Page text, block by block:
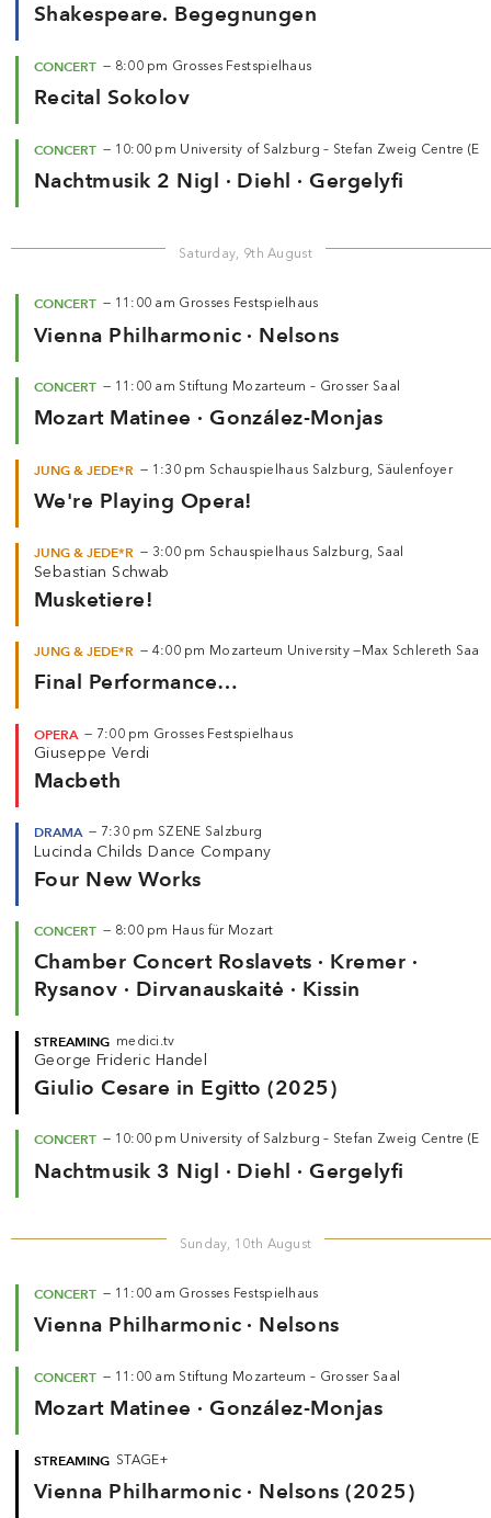
Shakespeare. Begegnungen
CONCERT — 8:00 pm Grosses Festspielhaus
Recital Sokolov
CONCERT — 10:00 pm University of Salzburg – Stefan Zweig Centre
Nachtmusik 2 Nigl · Diehl · Gergelyfi
Saturday, 9th August
CONCERT — 11:00 am Grosses Festspielhaus
Vienna Philharmonic · Nelsons
CONCERT — 11:00 am Stiftung Mozarteum – Grosser Saal
Mozart Matinee · González-Monjas
JUNG & JEDE*R — 1:30 pm Schauspielhaus Salzburg, Säulenfoyer
We're Playing Opera!
JUNG & JEDE*R — 3:00 pm Schauspielhaus Salzburg, Saal
Sebastian Schwab
Musketiere!
JUNG & JEDE*R — 4:00 pm Mozarteum University — Max Schlereth Saal
Final Performance
OPERA — 7:00 pm Grosses Festspielhaus
Giuseppe Verdi
Macbeth
DRAMA — 7:30 pm SZENE Salzburg
Lucinda Childs Dance Company
Four New Works
CONCERT — 8:00 pm Haus für Mozart
Chamber Concert Roslavets · Kremer ·
Rysanov · Dirvanauskaitė · Kissin
STREAMING medici.tv
George Frideric Handel
Giulio Cesare in Egitto (2025)
CONCERT — 10:00 pm University of Salzburg – Stefan Zweig Centre
Nachtmusik 3 Nigl · Diehl · Gergelyfi
Sunday, 10th August
CONCERT — 11:00 am Grosses Festspielhaus
Vienna Philharmonic · Nelsons
CONCERT — 11:00 am Stiftung Mozarteum – Grosser Saal
Mozart Matinee · González-Monjas
STREAMING STAGE+
Vienna Philharmonic · Nelsons (2025)